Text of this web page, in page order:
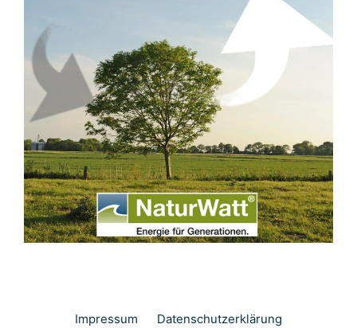
Impressum Datenschutzerklärung